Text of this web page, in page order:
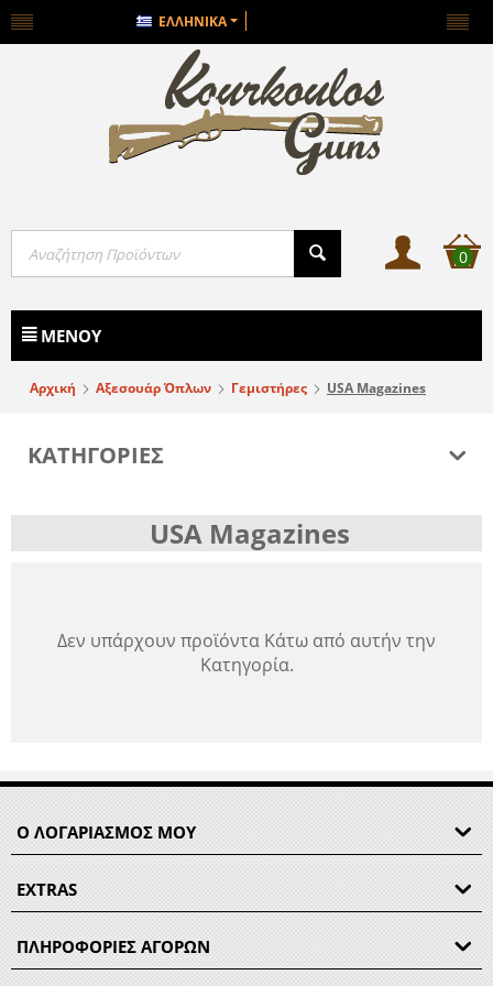
ΕΛΛΗΝΙΚΆ
0
ΜΕΝΟΎ
Αρχική Αξεσουάρ Όπλων Γεμιστήρες USA Magazines
ΚΑΤΗΓΟΡΙΕΣ
USA Magazines
Δεν υπάρχουν προϊόντα Κάτω από αυτήν την
Κατηγορία.
Ο ΛΟΓΑΡΙΑΣΜΟΣ ΜΟΥ
EXTRAS
ΠΛΗΡΟΦΟΡΙΕΣ ΑΓΟΡΩΝ